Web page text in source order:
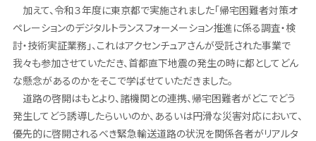
加えて、令和３年度に東京都で実施されました「帰宅困難者対策オ
ペレーションのデジタルトランスフォーメーション推進に係る調査・検
討・技術実証業務」、これはアクセンチュアさんが受託された事業で
我々も参加させていただき、首都直下地震の発生の時に都としてどん
な懸念があるのかをそこで学ばせていただきました。
道路の啓開はもとより、諸機関との連携、帰宅困難者がどこでどう
発生してどう誘導したらいいのか、あるいは円滑な災害対応において、
優先的に啓開されるべき緊急輸送道路の状況を関係各者がリアルタ